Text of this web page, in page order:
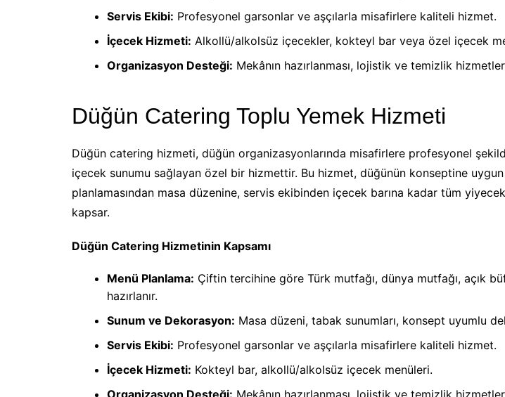
Servis Ekibi: Profesyonel garsonlar ve aşçılarla misafirlere kaliteli hizmet.
İçecek Hizmeti: Alkollü/alkolsüz içecekler, kokteyl bar veya özel içecek
Organizasyon Desteği: Mekânın hazırlanması, lojistik ve temizlik
Düğün Catering Toplu Yemek Hizmeti
Düğün catering hizmeti, düğün organizasyonlarında misafirlere profesyonel
içecek sunumu sağlayan özel bir hizmettir. Bu hizmet, düğünün konseptine
planlamasından masa düzenine, servis ekibinden içecek barına kadar tüm
kapsar.
Düğün Catering Hizmetinin Kapsamı
Menü Planlama: Çiftin tercihine göre Türk mutfağı, dünya mutfağı, açık
hazırlanır.
Sunum ve Dekorasyon: Masa düzeni, tabak sunumları, konsept uyumlu
Servis Ekibi: Profesyonel garsonlar ve aşçılarla misafirlere kaliteli hizmet.
İçecek Hizmeti: Kokteyl bar, alkollü/alkolsüz içecek menüleri.